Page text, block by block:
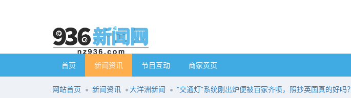
首页 新闻资讯 节目互动 商家黄页
网站首页 新闻资讯 大洋洲新闻 “交通灯”系统刚出炉便被百家齐喷，照抄英国真的好吗？